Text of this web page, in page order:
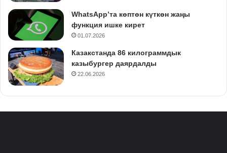
WhatsApp’та көптөн күткөн жаңы
функция ишке кирет
01.07.2026
Казакстанда 86 килограммдык
казыбургер даярдалды
22.06.2026